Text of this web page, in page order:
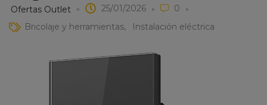
Ofertas Outlet 25/01/2026
0
Bricolaje y herramientas
Instalación eléctrica